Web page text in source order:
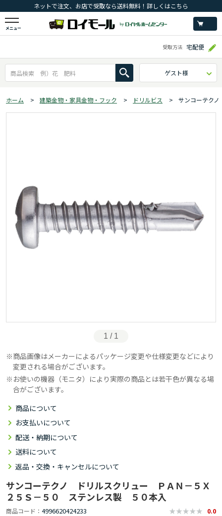
ネットで注文、お店で受取なら送料無料！詳しくはこちら
メニュー
受取方法 宅配便
ゲスト様
ホーム > 建築金物・家具金物・フック > ドリルビス > サンコーテク
1 / 1
商品画像はメーカーによるパッケージ変更や仕様変更などにより
変更される場合がございます。
お使いの機器（モニタ）により実際の商品とは若干色が異なる場
合がございます。
商品について
お支払いについて
配送・納期について
送料について
返品・交換・キャンセルについて
サンコーテクノ ドリルスクリュー ＰＡＮ－５Ｘ
２５Ｓ－５０ ステンレス製 ５０本入
商品コード 4996620424233 0.0